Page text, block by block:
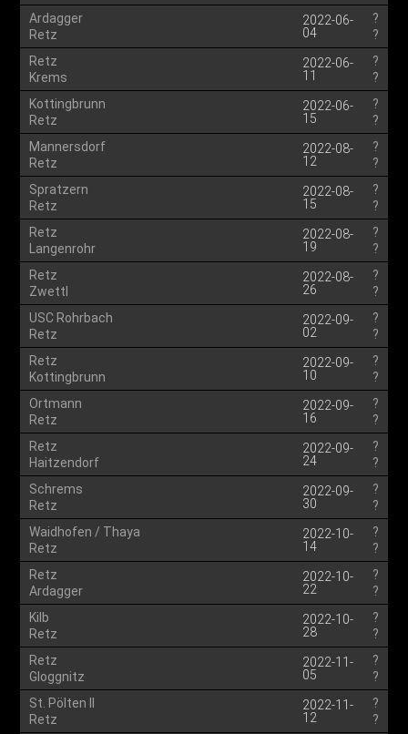
Ardagger
Retz
2022-06-
04
?
?
Retz
Krems
2022-06-
11
?
?
Kottingbrunn
Retz
2022-06-
15
?
?
Mannersdorf
Retz
2022-08-
12
?
?
Spratzern
Retz
2022-08-
15
?
?
Retz
Langenrohr
2022-08-
19
?
?
Retz
Zwettl
2022-08-
26
?
?
USC Rohrbach
Retz
2022-09-
02
?
?
Retz
Kottingbrunn
2022-09-
10
?
?
Ortmann
Retz
2022-09-
16
?
?
Retz
Haitzendorf
2022-09-
24
?
?
Schrems
Retz
2022-09-
30
?
?
Waidhofen / Thaya
Retz
2022-10-
14
?
?
Retz
Ardagger
2022-10-
22
?
?
Kilb
Retz
2022-10-
28
?
?
Retz
Gloggnitz
2022-11-
05
?
?
St. Pölten II
Retz
2022-11-
12
?
?